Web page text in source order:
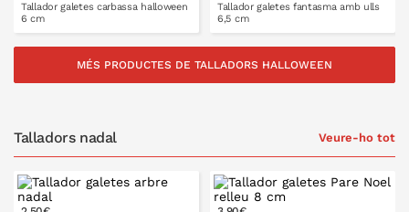
Tallador galetes carbassa halloween
6 cm
Tallador galetes fantasma amb ulls
6,5 cm
MÉS PRODUCTES DE TALLADORS HALLOWEEN
Talladors nadal Veure-ho tot